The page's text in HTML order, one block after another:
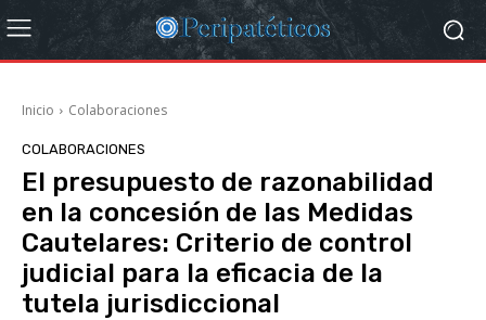
Inicio Colaboraciones
COLABORACIONES
El presupuesto de razonabilidad
en la concesión de las Medidas
Cautelares: Criterio de control
judicial para la eficacia de la
tutela jurisdiccional